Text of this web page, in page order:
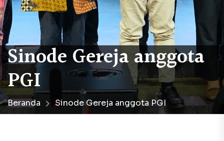
Sinode Gereja anggota
PGI
Beranda Sinode Gereja anggota PGI